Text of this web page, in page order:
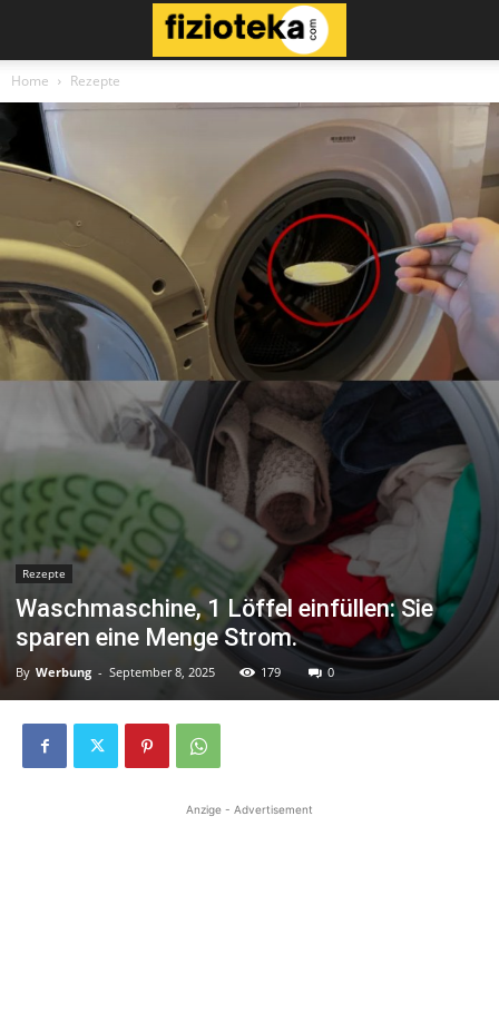
Home Rezepte
Rezepte
Waschmaschine, 1 Löffel einfüllen: Sie
sparen eine Menge Strom.
By Werbung - September 8, 2025 179 0
Anzige - Advertisement